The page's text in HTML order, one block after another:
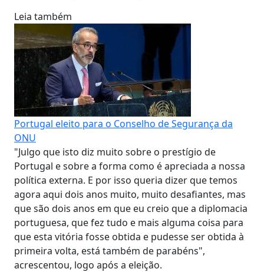
Leia também
Portugal eleito para o Conselho de Segurança da
ONU
"Julgo que isto diz muito sobre o prestígio de
Portugal e sobre a forma como é apreciada a nossa
política externa. E por isso queria dizer que temos
agora aqui dois anos muito, muito desafiantes, mas
que são dois anos em que eu creio que a diplomacia
portuguesa, que fez tudo e mais alguma coisa para
que esta vitória fosse obtida e pudesse ser obtida à
primeira volta, está também de parabéns",
acrescentou, logo após a eleição.